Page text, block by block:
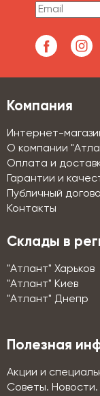
Компания
Интернет-
О компании
Оплата и
Гарантии и
Публичный
Контакты
Склады в
"Атлант" Харьков
"Атлант" Киев
"Атлант" Днепр
Полезная
Акции и
Советы.